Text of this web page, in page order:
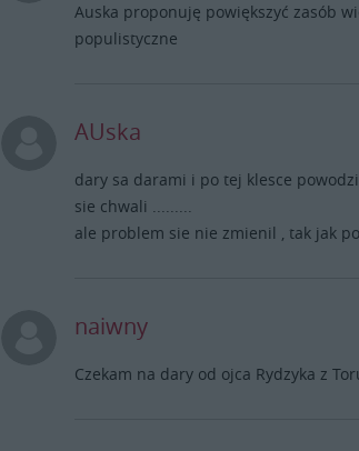
Auska proponuję powiększyć zasób
populistyczne
AUska
dary sa darami i po tej klesce
sie chwali .........
ale problem sie nie zmienil , tak jak
naiwny
Czekam na dary od ojca Rydzyka z